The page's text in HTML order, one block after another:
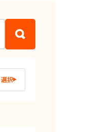
選択